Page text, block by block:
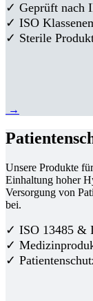
✓ Geprüft nach
✓ ISO
✓ Sterile
→
Unsere Produkte
Einhaltung hoher
Versorgung von
bei.
✓ ISO 13485 &
✓
✓